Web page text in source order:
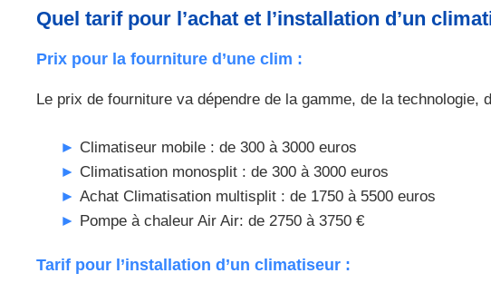
Quel tarif pour l’achat et l’installation d’un
Prix pour la fourniture d’une clim :
Le prix de fourniture va dépendre de la gamme, de la
Climatiseur mobile : de 300 à 3000 euros
Climatisation monosplit : de 300 à 3000 euros
Achat Climatisation multisplit : de 1750 à 5500 euros
Pompe à chaleur Air Air: de 2750 à 3750 €
Tarif pour l’installation d’un climatiseur :